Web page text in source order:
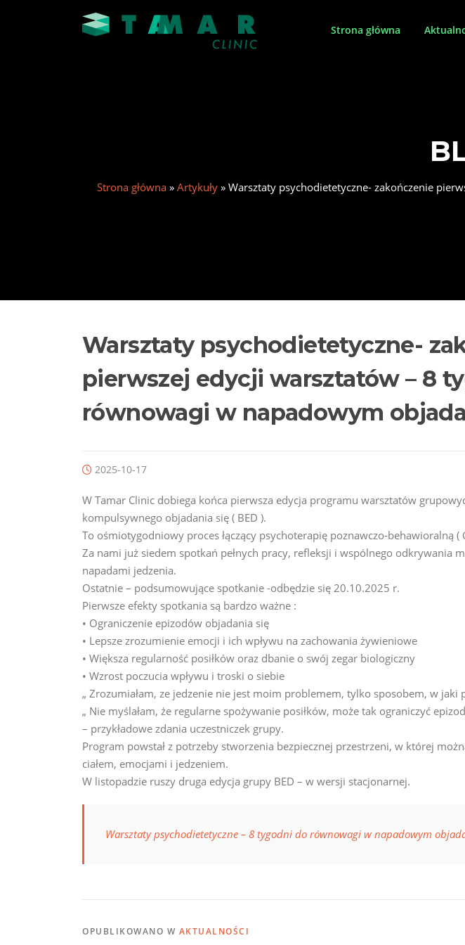
Strona główna
Strona główna» Artykuły» Warsztaty psychodietetyczne- zakończenie
Warsztaty psychodietetyczne-
pierwszej edycji warsztatów – 8
równowagi w napadowym
2025-10-17
W Tamar Clinic dobiega końca pierwsza edycja programu warsztatów
kompulsywnego objadania się ( BED ).
To ośmiotygodniowy proces łączący psychoterapię poznawczo-behawioralną (
Za nami już siedem spotkań pełnych pracy, refleksji i wspólnego odkrywania
napadami jedzenia.
Ostatnie – podsumowujące spotkanie -odbędzie się 20.10.2025 r.
Pierwsze efekty spotkania są bardzo ważne :
• Ograniczenie epizodów objadania się
• Lepsze zrozumienie emocji i ich wpływu na zachowania żywieniowe
• Większa regularność posiłków oraz dbanie o swój zegar biologiczny
• Wzrost poczucia wpływu i troski o siebie
„ Zrozumiałam, ze jedzenie nie jest moim problemem, tylko sposobem, w jaki
„ Nie myślałam, że regularne spożywanie posiłków, może tak ograniczyć
– przykładowe zdania uczestniczek grupy.
Program powstał z potrzeby stworzenia bezpiecznej przestrzeni, w której
ciałem, emocjami i jedzeniem.
W listopadzie ruszy druga edycja grupy BED – w wersji stacjonarnej.
Warsztaty psychodietetyczne – 8 tygodni do równowagi w napadowym
OPUBLIKOWANO W AKTUALNOŚCI